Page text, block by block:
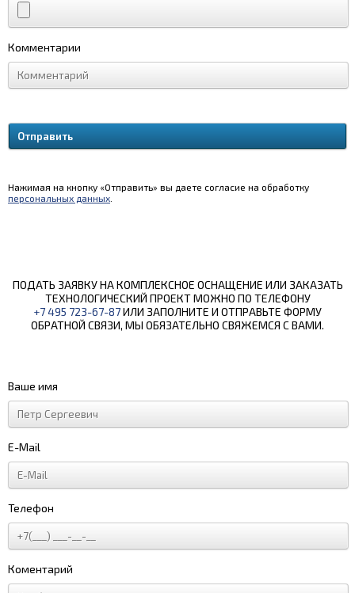
Комментарии
Нажимая на кнопку «Отправить» вы даете согласие на обработку
персональных данных
ПОДАТЬ ЗАЯВКУ НА КОМПЛЕКСНОЕ ОСНАЩЕНИЕ ИЛИ ЗАКАЗАТЬ
ТЕХНОЛОГИЧЕСКИЙ ПРОЕКТ МОЖНО ПО ТЕЛЕФОНУ
+7 495 723-67-87ИЛИ ЗАПОЛНИТЕ И ОТПРАВЬТЕ ФОРМУ
ОБРАТНОЙ СВЯЗИ, МЫ ОБЯЗАТЕЛЬНО СВЯЖЕМСЯ С ВАМИ.
Ваше имя
E-Mail
Телефон
Коментарий